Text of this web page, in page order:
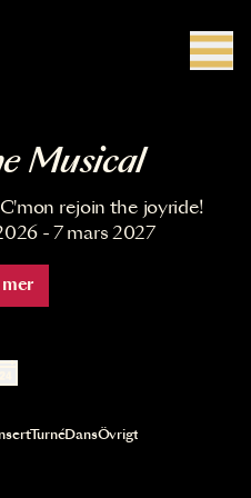
Musical
rejoin the joyride!
- 7 mars 2027
mer
automatiskt
TurnéDansÖvrigt